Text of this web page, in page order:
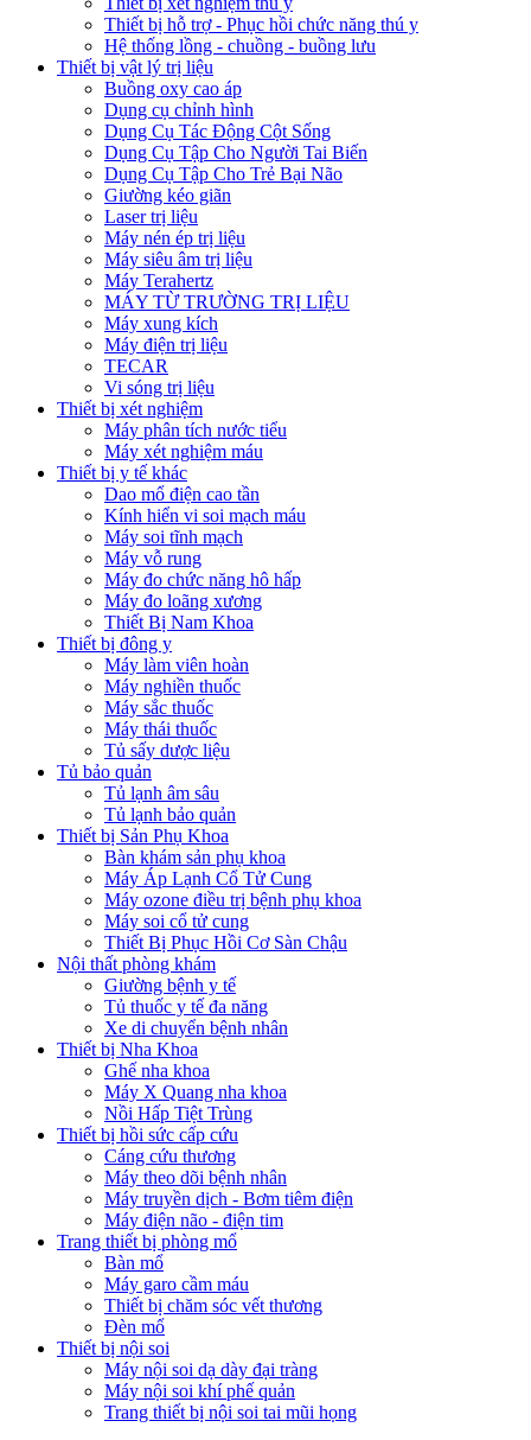
Thiết bị hỗ trợ - Phục hồi chức năng thú y
Hệ thống lồng - chuồng - buồng lưu
Thiết bị vật lý trị liệu
Buồng oxy cao áp
Dụng cụ chỉnh hình
Dụng Cụ Tác Động Cột Sống
Dụng Cụ Tập Cho Người Tai Biến
Dụng Cụ Tập Cho Trẻ Bại Não
Giường kéo giãn
Laser trị liệu
Máy nén ép trị liệu
Máy siêu âm trị liệu
Máy Terahertz
MÁY TỪ TRƯỜNG TRỊ LIỆU
Máy xung kích
Máy điện trị liệu
TECAR
Vi sóng trị liệu
Thiết bị xét nghiệm
Máy phân tích nước tiểu
Máy xét nghiệm máu
Thiết bị y tế khác
Dao mổ điện cao tần
Kính hiển vi soi mạch máu
Máy soi tĩnh mạch
Máy vỗ rung
Máy đo chức năng hô hấp
Máy đo loãng xương
Thiết Bị Nam Khoa
Thiết bị đông y
Máy làm viên hoàn
Máy nghiền thuốc
Máy sắc thuốc
Máy thái thuốc
Tủ sấy dược liệu
Tủ bảo quản
Tủ lạnh âm sâu
Tủ lạnh bảo quản
Thiết bị Sản Phụ Khoa
Bàn khám sản phụ khoa
Máy Áp Lạnh Cổ Tử Cung
Máy ozone điều trị bệnh phụ khoa
Máy soi cổ tử cung
Thiết Bị Phục Hồi Cơ Sàn Chậu
Nội thất phòng khám
Giường bệnh y tế
Tủ thuốc y tế đa năng
Xe di chuyển bệnh nhân
Thiết bị Nha Khoa
Ghế nha khoa
Máy X Quang nha khoa
Nồi Hấp Tiệt Trùng
Thiết bị hồi sức cấp cứu
Cáng cứu thương
Máy theo dõi bệnh nhân
Máy truyền dịch - Bơm tiêm điện
Máy điện não - điện tim
Trang thiết bị phòng mổ
Bàn mổ
Máy garo cầm máu
Thiết bị chăm sóc vết thương
Đèn mổ
Thiết bị nội soi
Máy nội soi dạ dày đại tràng
Máy nội soi khí phế quản
Trang thiết bị nội soi tai mũi họng